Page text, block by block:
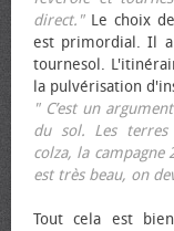
direct."Le choix
est primordial. Il a
tournesol.
la pulvérisation
" C’est un
du sol. Les terres
colza, la
est très beau, on
Tout cela est